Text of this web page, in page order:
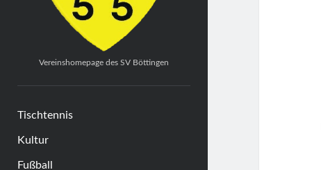
Vereinshomepage des SV Böttingen
Tischtennis
Kultur
Fußball